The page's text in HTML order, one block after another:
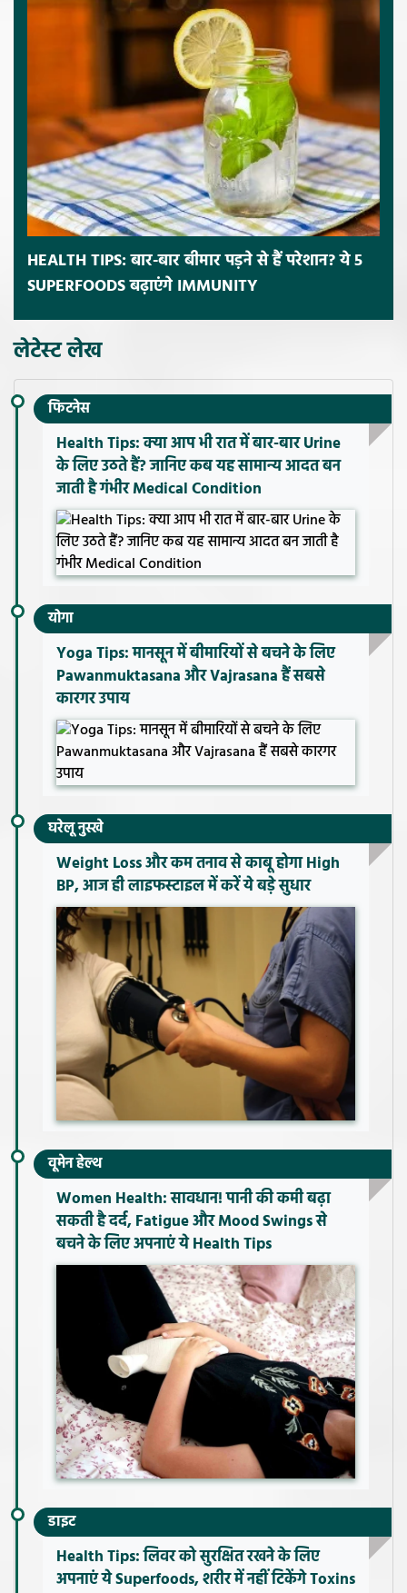
HEALTH TIPS: बार-बार बीमार पड़ने से हैं परेशान? ये 5
SUPERFOODS बढ़ाएंगे IMMUNITY
लेटेस्ट लेख
फिटनेस
Health Tips: क्या आप भी रात में बार-बार Urine
के लिए उठते हैं? जानिए कब यह सामान्य आदत बन
जाती है गंभीर Medical Condition
योगा
Yoga Tips: मानसून में बीमारियों से बचने के लिए
Pawanmuktasana और Vajrasana हैं सबसे
कारगर उपाय
घरेलू नुस्खे
Weight Loss और कम तनाव से काबू होगा High
BP, आज ही लाइफस्टाइल में करें ये बड़े सुधार
वूमेन हेल्थ
Women Health: सावधान! पानी की कमी बढ़ा
सकती है दर्द, Fatigue और Mood Swings से
बचने के लिए अपनाएं ये Health Tips
डाइट
Health Tips: लिवर को सुरक्षित रखने के लिए
अपनाएं ये Superfoods, शरीर में नहीं टिकेंगे Toxins